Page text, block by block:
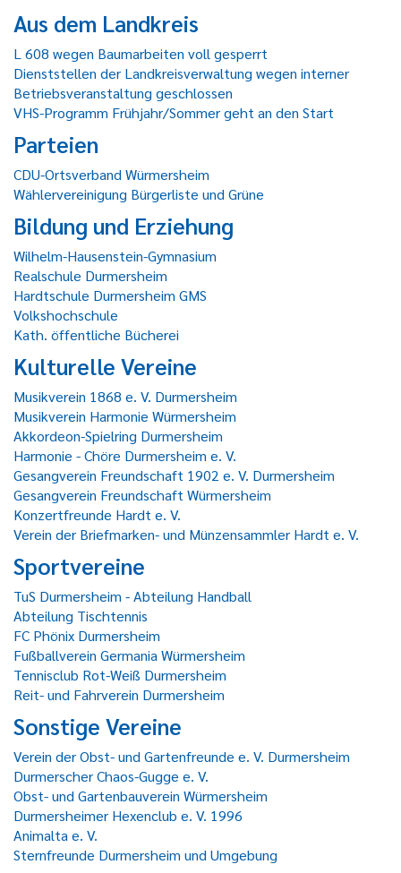
Aus dem Landkreis
L 608 wegen Baumarbeiten voll gesperrt
Dienststellen der Landkreisverwaltung wegen interner
Betriebsveranstaltung geschlossen
VHS-Programm Frühjahr/Sommer geht an den Start
Parteien
CDU-Ortsverband Würmersheim
Wählervereinigung Bürgerliste und Grüne
Bildung und Erziehung
Wilhelm-Hausenstein-Gymnasium
Realschule Durmersheim
Hardtschule Durmersheim GMS
Volkshochschule
Kath. öffentliche Bücherei
Kulturelle Vereine
Musikverein 1868 e. V. Durmersheim
Musikverein Harmonie Würmersheim
Akkordeon-Spielring Durmersheim
Harmonie - Chöre Durmersheim e. V.
Gesangverein Freundschaft 1902 e. V. Durmersheim
Gesangverein Freundschaft Würmersheim
Konzertfreunde Hardt e. V.
Verein der Briefmarken- und Münzensammler Hardt e. V.
Sportvereine
TuS Durmersheim - Abteilung Handball
Abteilung Tischtennis
FC Phönix Durmersheim
Fußballverein Germania Würmersheim
Tennisclub Rot-Weiß Durmersheim
Reit- und Fahrverein Durmersheim
Sonstige Vereine
Verein der Obst- und Gartenfreunde e. V. Durmersheim
Durmerscher Chaos-Gugge e. V.
Obst- und Gartenbauverein Würmersheim
Durmersheimer Hexenclub e. V. 1996
Animalta e. V.
Sternfreunde Durmersheim und Umgebung